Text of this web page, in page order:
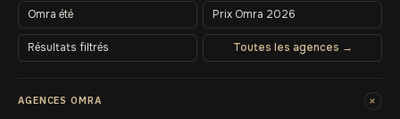
Omra été Prix Omra 2026
Résultats filtrés Toutes les agences →
AGENCES OMRA +